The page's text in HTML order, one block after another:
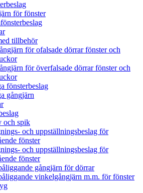
för fönster
tillbehör
för ofalsade dörrar fönster och
för överfalsade dörrar fönster och
fönsterbeslag
gångjärn
och spik
och uppställningsbeslag för
fönster
och uppställningsbeslag för
fönster
gångjärn för dörrar
vinkelgångjärn m.m. för fönster